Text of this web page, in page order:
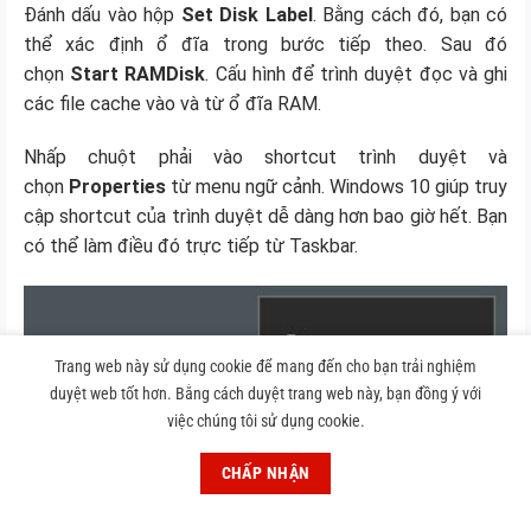
Đánh dấu vào hộp Set Disk Label. Bằng cách đó, bạn có
thể xác định ổ đĩa trong bước tiếp theo. Sau đó
chọn Start RAMDisk. Cấu hình để trình duyệt đọc và ghi
các file cache vào và từ ổ đĩa RAM.
Nhấp chuột phải vào shortcut trình duyệt và
chọn Properties từ menu ngữ cảnh. Windows 10 giúp truy
cập shortcut của trình duyệt dễ dàng hơn bao giờ hết. Bạn
có thể làm điều đó trực tiếp từ Taskbar.
Trang web này sử dụng cookie để mang đến cho bạn trải nghiệm
duyệt web tốt hơn. Bằng cách duyệt trang web này, bạn đồng ý với
việc chúng tôi sử dụng cookie.
CHẤP NHẬN